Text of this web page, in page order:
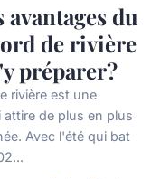
du
de rivière
préparer?
rivière est une
de plus en plus
Avec l'été qui bat